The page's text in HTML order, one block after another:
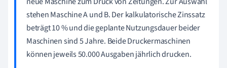
stehen Maschine A und B. Der kalkulatorische Zinssatz
beträgt 10 % und die geplante Nutzungsdauer beider
Maschinen sind 5 Jahre. Beide Druckermaschinen
können jeweils 50.000 Ausgaben jährlich drucken.